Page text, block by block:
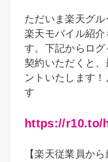
ただいま楽天グ
楽天モバイル紹
す。下記からロ
契約いただくと
ントいたします
す
https://r10.to/
【楽天従業員か